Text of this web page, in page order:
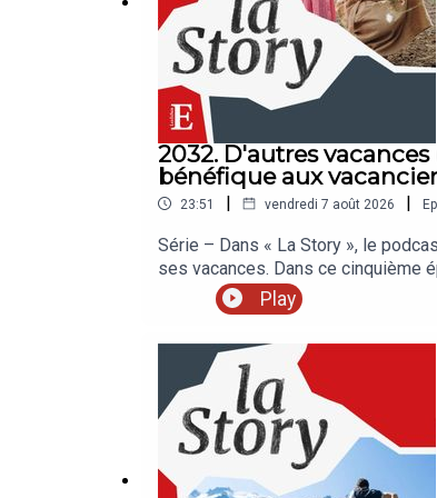
2032. D'autres
bénéfique aux
23:51 | vendredi 7 août 2026 | Ep.
Série – Dans « La Story », le
ses vacances. Dans ce cinquième
l’essentiel ? La Sélection des
meilleures offres réservées à nos
Teboul (fondatrice d’Ozaterra).
Identité graphique : Upian. Photo :
Play